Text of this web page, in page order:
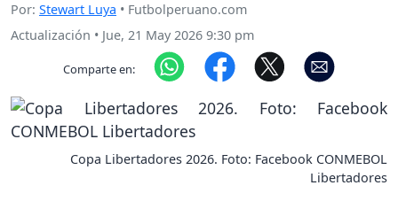
Por: Stewart Luya • Futbolperuano.com
Actualización • Jue, 21 May 2026 9:30 pm
Comparte en:
Copa Libertadores 2026. Foto: Facebook CONMEBOL
Libertadores